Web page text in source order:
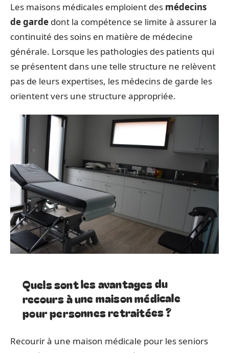
Les maisons médicales emploient des médecins
de garde dont la compétence se limite à assurer la
continuité des soins en matière de médecine
générale. Lorsque les pathologies des patients qui
se présentent dans une telle structure ne relèvent
pas de leurs expertises, les médecins de garde les
orientent vers une structure appropriée.
Quels sont les avantages du
recours à une maison médicale
pour personnes retraitées ?
Recourir à une maison médicale pour les seniors